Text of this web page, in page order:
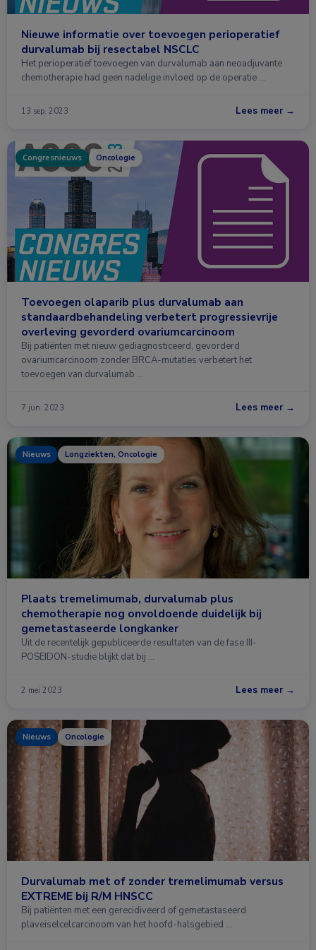
Nieuwe informatie over toevoegen perioperatief
durvalumab bij resectabel NSCLC
Het perioperatief toevoegen van durvalumab aan neoadjuvante
chemotherapie had geen nadelige invloed op de operatie …
13 sep. 2023 Lees meer →
Congresnieuws Oncologie
Toevoegen olaparib plus durvalumab aan
standaardbehandeling verbetert progressievrije
overleving gevorderd ovariumcarcinoom
Bij patiënten met nieuw gediagnosticeerd, gevorderd
ovariumcarcinoom zonder BRCA-mutaties verbetert het
toevoegen van durvalumab …
7 jun. 2023 Lees meer →
Nieuws Longziekten, Oncologie
Plaats tremelimumab, durvalumab plus
chemotherapie nog onvoldoende duidelijk bij
gemetastaseerde longkanker
Uit de recentelijk gepubliceerde resultaten van de fase III-
POSEIDON-studie blijkt dat bij …
2 mei 2023 Lees meer →
Nieuws Oncologie
Durvalumab met of zonder tremelimumab versus
EXTREME bij R/M HNSCC
Bij patiënten met een gerecidiveerd of gemetastaseerd
plaveiselcelcarcinoom van het hoofd-halsgebied …